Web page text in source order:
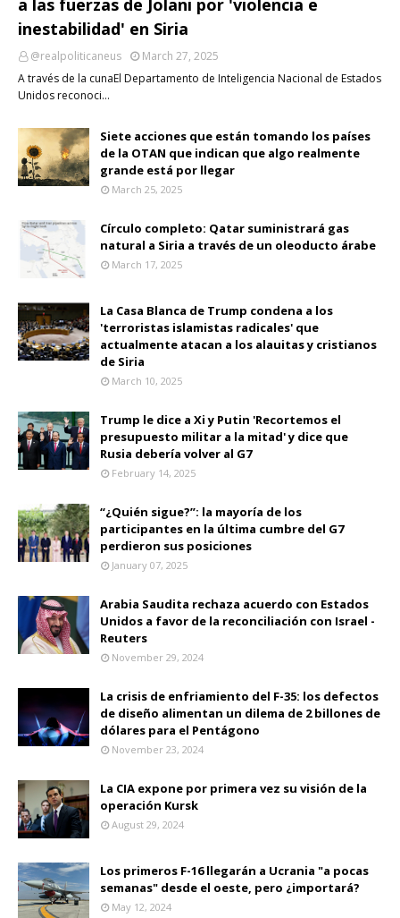
inestabilidad' en Siria
@realpoliticaneus
March 27, 2025
A través de la cunaEl Departamento de Inteligencia Nacional de Estados
Unidos reconoci…
Siete acciones que están tomando los países
de la OTAN que indican que algo realmente
grande está por llegar
March 25, 2025
Círculo completo: Qatar suministrará gas
natural a Siria a través de un oleoducto árabe
March 17, 2025
La Casa Blanca de Trump condena a los
'terroristas islamistas radicales' que
actualmente atacan a los alauitas y cristianos
de Siria
March 10, 2025
Trump le dice a Xi y Putin 'Recortemos el
presupuesto militar a la mitad' y dice que
Rusia debería volver al G7
February 14, 2025
“¿Quién sigue?”: la mayoría de los
participantes en la última cumbre del G7
perdieron sus posiciones
January 07, 2025
Arabia Saudita rechaza acuerdo con Estados
Unidos a favor de la reconciliación con Israel -
Reuters
November 29, 2024
La crisis de enfriamiento del F-35: los defectos
de diseño alimentan un dilema de 2 billones de
dólares para el Pentágono
November 23, 2024
La CIA expone por primera vez su visión de la
operación Kursk
August 29, 2024
Los primeros F-16 llegarán a Ucrania "a pocas
semanas" desde el oeste, pero ¿importará?
May 12, 2024